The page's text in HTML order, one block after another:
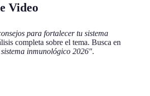
Video
para fortalecer tu sistema
completa sobre el tema. Busca en
inmunológico 2026".